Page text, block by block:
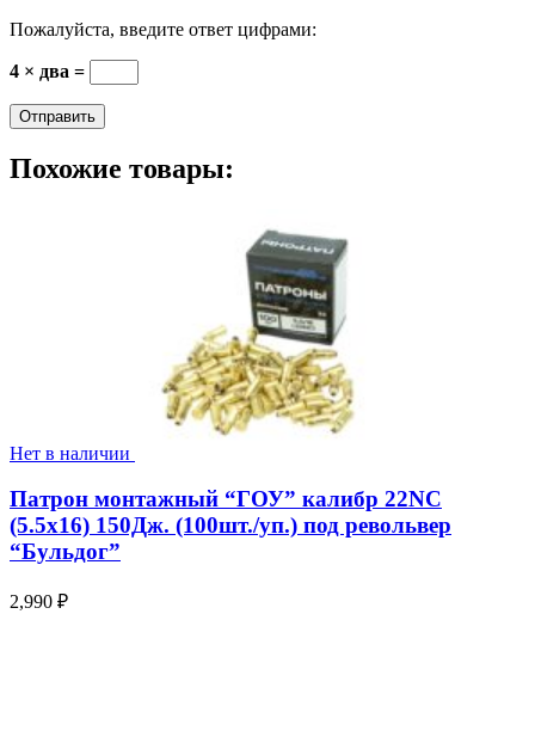
Пожалуйста, введите ответ цифрами:
4 × два =
Похожие товары:
Нет в наличии
Патрон монтажный “ГОУ” калибр 22NC
(5.5х16) 150Дж. (100шт./уп.) под револьвер
“Бульдог”
2,990 ₽